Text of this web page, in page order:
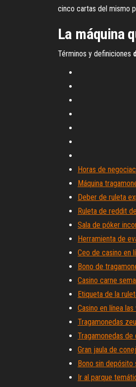
cinco cartas del mismo
La máquina
Términos y definiciones
Horas de
Máquina
Deber de ruleta
Ruleta de reddit
Sala de póker
Herramienta de
Ceo de casino en
Bono de
Casino carne
Etiqueta de la
Casino en línea
Tragamonedas
Tragamonedas
Gran jaula de
Bono sin depósito
Ir al parque